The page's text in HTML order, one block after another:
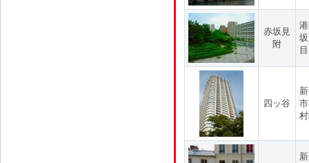
赤坂見
附
目
四ッ谷